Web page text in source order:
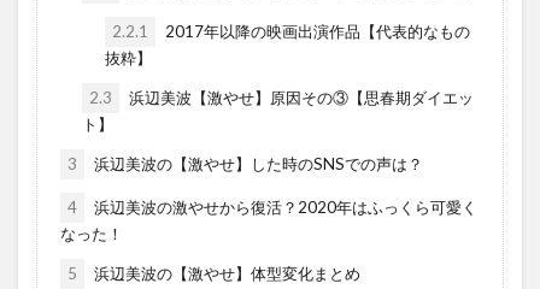
2.2.1
2017年以降の映画出演作品【代表的なもの
抜粋】
2.3
浜辺美波【激やせ】原因その③【思春期ダイエッ
ト】
3 浜辺美波の【激やせ】した時のSNSでの声は？
4
浜辺美波の激やせから復活？2020年はふっくら可愛く
なった！
5 浜辺美波の【激やせ】体型変化まとめ